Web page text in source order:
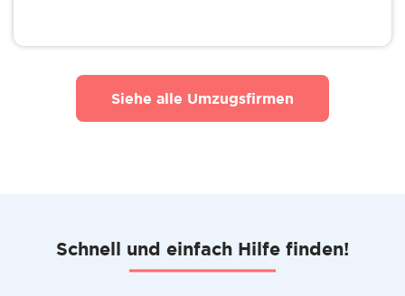
Siehe alle Umzugsfirmen
Schnell und einfach Hilfe finden!